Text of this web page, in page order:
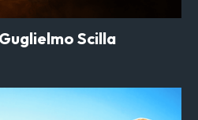
Scilla